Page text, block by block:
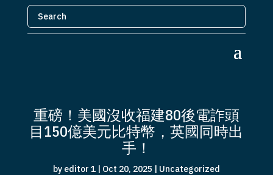
重磅！美國沒收福建80後電詐頭
目150億美元比特幣，英國同時出
手！
by editor 1| Oct 20, 2025 | Uncategorized